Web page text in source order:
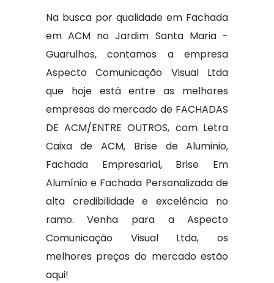
Na busca por qualidade em Fachada
em ACM no Jardim Santa Maria -
Guarulhos, contamos a empresa
Aspecto Comunicação Visual Ltda
que hoje está entre as melhores
empresas do mercado de FACHADAS
DE ACM/ENTRE OUTROS, com Letra
Caixa de ACM, Brise de Aluminio,
Fachada Empresarial, Brise Em
Alumínio e Fachada Personalizada de
alta credibilidade e excelência no
ramo. Venha para a Aspecto
Comunicação Visual Ltda, os
melhores preços do mercado estão
aqui!